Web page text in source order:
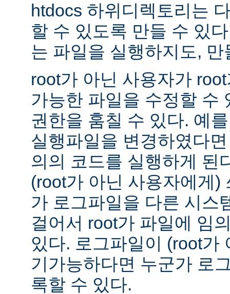
htdocs 하위디렉토리는
할 수 있도록 만들 수 있
는 파일을 실행하지도,
root가 아닌 사용자가
가능한 파일을 수정할 수
권한을 훔칠 수 있다. 예
실행파일을 변경하였다
의의 코드를 실행하게 된
(root가 아닌 사용자에게)
가 로그파일을 다른 시스
걸어서 root가 파일에 임
있다. 로그파일이 (root가
기가능하다면 누군가 로
록할 수 있다.